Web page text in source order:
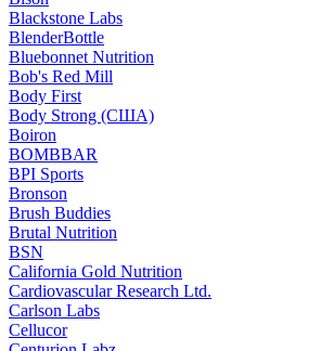
Blackstone Labs
BlenderBottle
Bluebonnet Nutrition
Bob's Red Mill
Body First
Body Strong (США)
Boiron
BOMBBAR
BPI Sports
Bronson
Brush Buddies
Brutal Nutrition
BSN
California Gold Nutrition
Cardiovascular Research Ltd.
Carlson Labs
Cellucor